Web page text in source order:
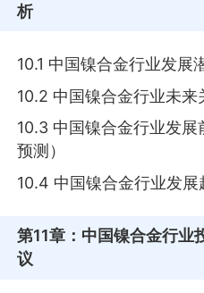
析
10.1 中国镍合金行业发展
10.2 中国镍合金行业未来
10.3 中国镍合金行业发
预测）
10.4 中国镍合金行业发展
第11章 ：中国镍合金行
议